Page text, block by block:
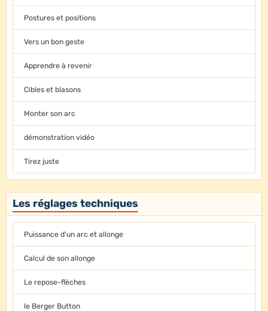
Postures et positions
Vers un bon geste
Apprendre à revenir
Cibles et blasons
Monter son arc
démonstration vidéo
Tirez juste
Les réglages techniques
Puissance d'un arc et allonge
Calcul de son allonge
Le repose-flèches
le Berger Button